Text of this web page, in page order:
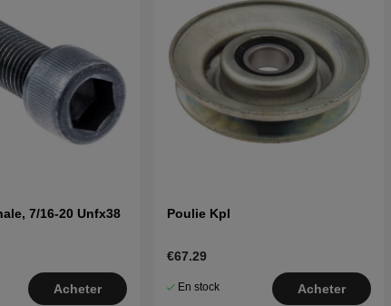
7/16-20 Unfx38
Acheter
Poulie Kpl
€67.29
En stock Acheter